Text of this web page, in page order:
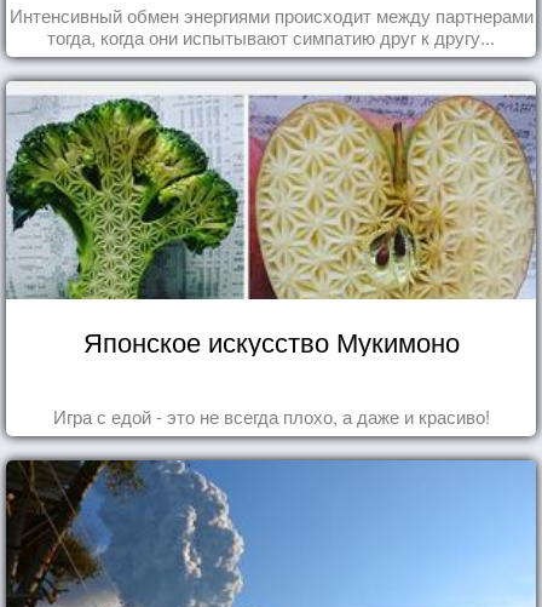
Интенсивный обмен энергиями происходит между партнерами
тогда, когда они испытывают симпатию друг к другу...
Японское искусство Мукимоно
Игра с едой - это не всегда плохо, а даже и красиво!